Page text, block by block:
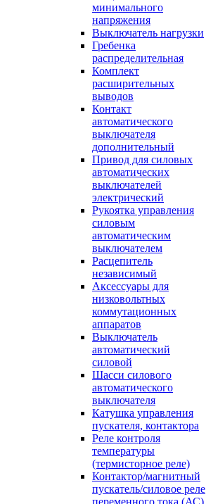
минимального
напряжения
Выключатель нагрузки
Гребенка
распределительная
Комплект
расширительных
выводов
Контакт
автоматического
выключателя
дополнительный
Привод для силовых
автоматических
выключателей
электрический
Рукоятка управления
силовым
автоматическим
выключателем
Расцепитель
независимый
Аксессуары для
низковольтных
коммутационных
аппаратов
Выключатель
автоматический
силовой
Шасси силового
автоматического
выключателя
Катушка управления
пускателя, контактора
Реле контроля
температуры
(термисторное реле)
Контактор/магнитный
пускатель/силовое реле
переменного тока (АС)